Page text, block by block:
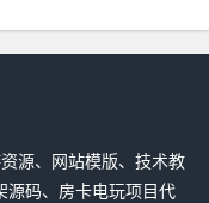
源、网站模版、技术教
源码、房卡电玩项目代